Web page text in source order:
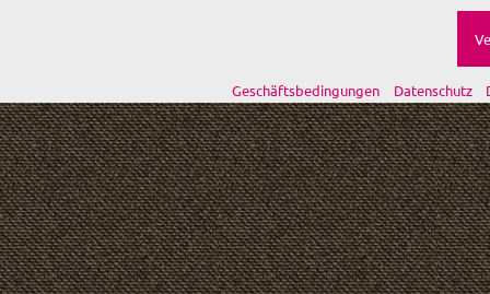
Geschäftsbedingungen Datenschutz